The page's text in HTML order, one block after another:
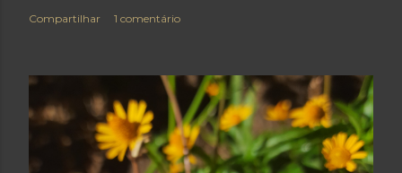
Compartilhar 1 comentário